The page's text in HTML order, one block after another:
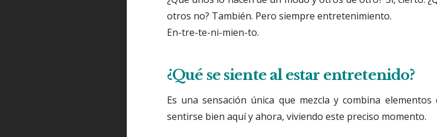
otros no? También. Pero siempre entretenimiento.
En-tre-te-ni-mien-to.
¿Qué se siente al estar entretenido?
Es una sensación única que mezcla y combina
sentirse bien aquí y ahora, viviendo este preciso momento.